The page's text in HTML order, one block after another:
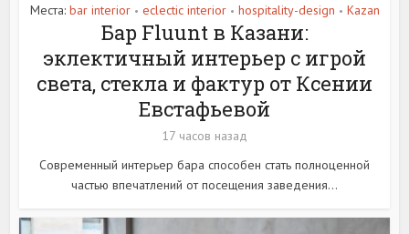
Места: bar interior • eclectic interior • hospitality-design • Kazan
Бар Fluunt в Казани:
эклектичный интерьер с игрой
света, стекла и фактур от Ксении
Евстафьевой
17 часов назад
Современный интерьер бара способен стать полноценной
частью впечатлений от посещения заведения...